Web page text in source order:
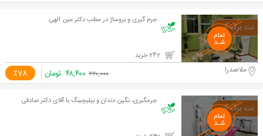
جرم گیری و بروساژ در مطب دکتر عین الهی
٪78 ملاصدرا ۲۲۰,۰۰۰ ۴۸,۴۰۰ تومان
جرمگیری، نگین دندان و بیلیچینگ با آقای دکتر صادقی